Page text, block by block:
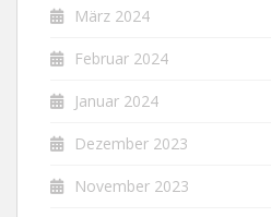
März 2024
Februar 2024
Januar 2024
Dezember 2023
November 2023